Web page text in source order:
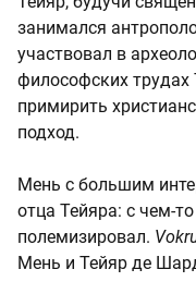
занимался
участвовал в
философских
примирить
подход.
Мень с большим
отца Тейяра: с чем-
полемизировал.
Мень и Тейяр де